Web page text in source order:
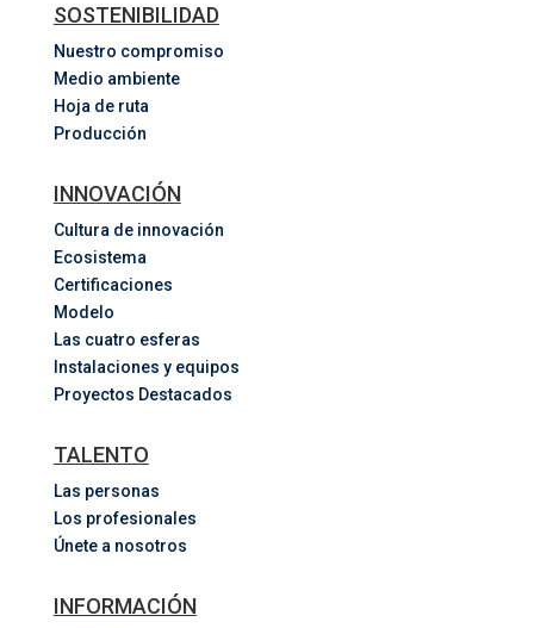
SOSTENIBILIDAD
Nuestro compromiso
Medio ambiente
Hoja de ruta
Producción
INNOVACIÓN
Cultura de innovación
Ecosistema
Certificaciones
Modelo
Las cuatro esferas
Instalaciones y equipos
Proyectos Destacados
TALENTO
Las personas
Los profesionales
Únete a nosotros
INFORMACIÓN